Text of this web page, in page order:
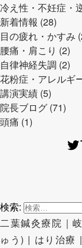
冷え性・不妊症・
新着情報 (28)
目の疲れ・かすみ
腰痛・肩こり (2)
自律神経失調 (2)
花粉症・アレルギ
講演実績 (5)
院長ブログ (71)
頭痛 (1)
検索:
二葉鍼灸療院｜
ゅう) | はり治療